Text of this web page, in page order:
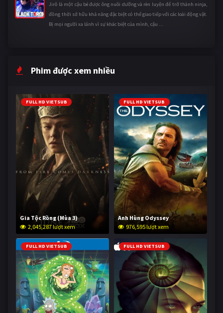
Jirô là một cậu bé được ông nuôi dưỡng và rèn luyện để trở thành ninja,
đồng thời sở hữu khả năng đặc biệt có thể giao tiếp với các loài động vật.
Bị mọi người xa lánh vì sự khác biệt của mình, cậu ...
Phim được xem nhiều
FULL HD VIETSUB
Gia Tộc Rồng (Mùa 3)
2,045,287 lượt xem
FULL HD VIETSUB
Anh Hùng Odyssey
976,595 lượt xem
FULL HD VIETSUB FULL HD VIETSUB